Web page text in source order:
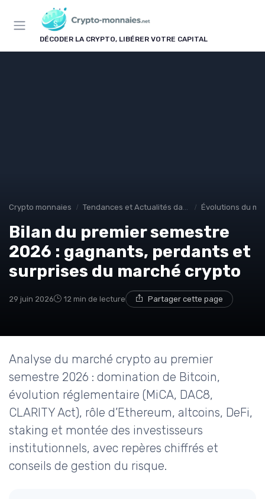
DÉCODER LA CRYPTO, LIBÉRER VOTRE CAPITAL
Crypto monnaies Tendances et Actualités dans les cryptomonnaies Évolutions du
Bilan du premier semestre
2026 : gagnants, perdants et
surprises du marché crypto
29 juin 2026 12 min de lecture Partager cette page
Analyse du marché crypto au premier
semestre 2026 : domination de Bitcoin,
évolution réglementaire (MiCA, DAC8,
CLARITY Act), rôle d’Ethereum, altcoins, DeFi,
staking et montée des investisseurs
institutionnels, avec repères chiffrés et
conseils de gestion du risque.
Panneau de gestion des cookies